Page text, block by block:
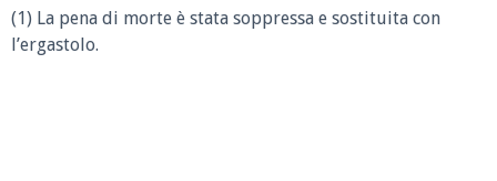
(1) La pena di morte è stata soppressa e sostituita con
l’ergastolo.